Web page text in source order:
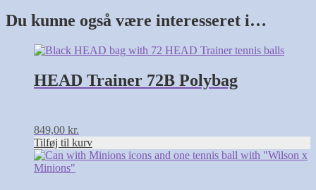
Du kunne også være interesseret i…
HEAD Trainer 72B Polybag
849,00 kr.
Tilføj til kurv